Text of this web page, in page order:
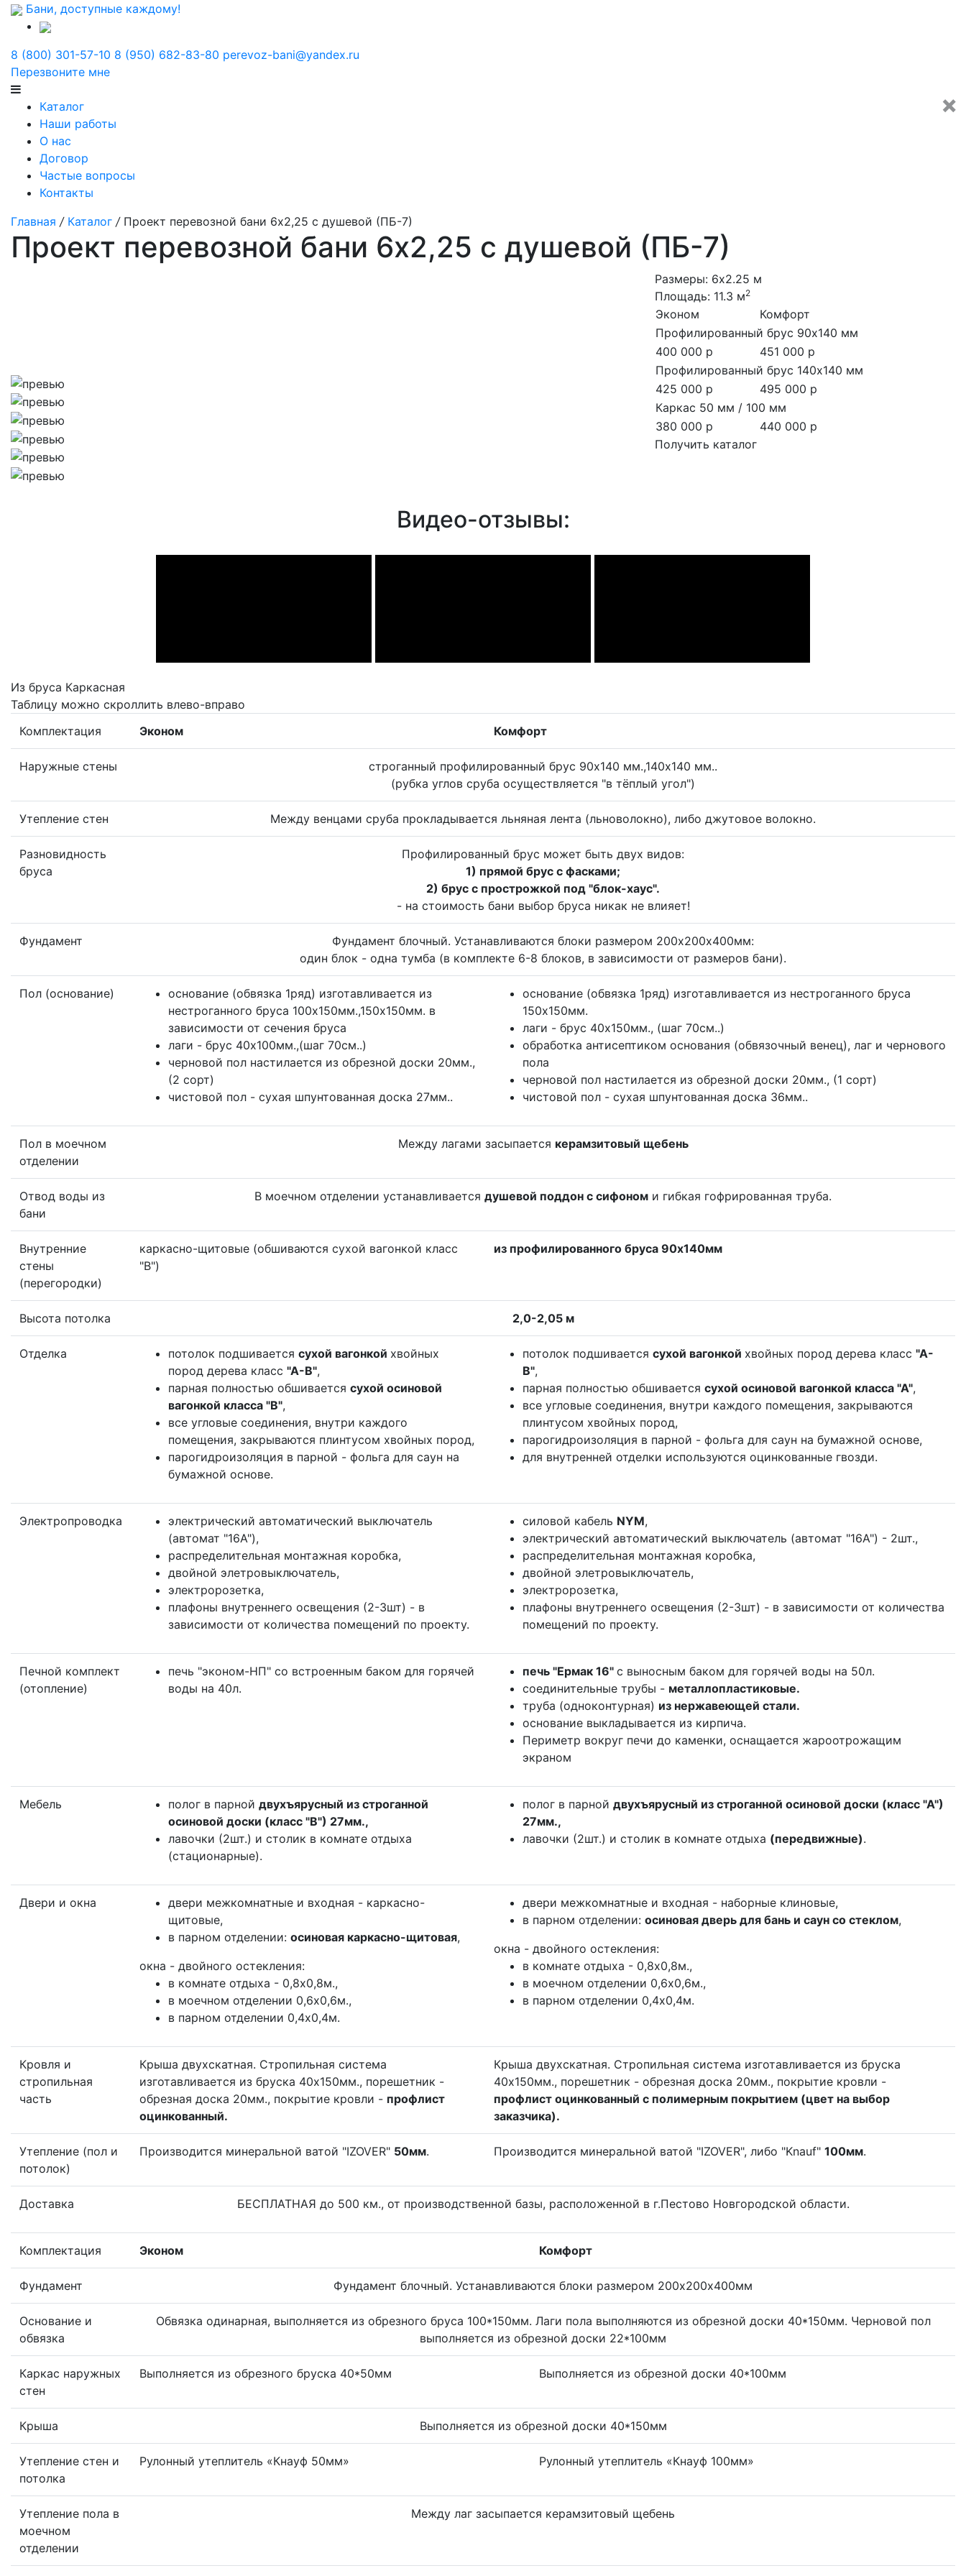
Бани, доступные каждому!
8 (800) 301-57-10 8 (950) 682-83-80 perevoz-bani@yandex.ru
Перезвоните мне
❌
Каталог
Наши работы
О нас
Договор
Частые вопросы
Контакты
Главная / Каталог / Проект перевозной бани 6x2,25 с душевой (ПБ-7)
Проект перевозной бани 6x2,25 с душевой (ПБ-7)
Размеры: 6x2.25 м
Площадь: 11.3 м2
Эконом
Комфорт
Профилированный брус 90x140 мм
400 000 р
451 000 р
Профилированный брус 140x140 мм
425 000 р
495 000 р
Каркас 50 мм / 100 мм
380 000 р
440 000 р
Получить каталог
Видео-отзывы:
Из бруса Каркасная
Таблицу можно скроллить влево-вправо
Комплектация
Эконом Комфорт
Наружные стены
строганный профилированный брус 90x140 мм.,140x140 мм..
(рубка углов сруба осуществляется "в тёплый угол")
Утепление стен Между венцами сруба прокладывается льняная лента (льноволокно), либо джутовое волокно.
Разновидность
бруса
Профилированный брус может быть двух видов:
1) прямой брус с фасками;
2) брус с прострожкой под "блок-хаус".
- на стоимость бани выбор бруса никак не влияет!
Фундамент
Фундамент блочный. Устанавливаются блоки размером 200х200х400мм:
один блок - одна тумба (в комплекте 6-8 блоков, в зависимости от размеров бани).
Пол (основание)
основание (обвязка 1ряд) изготавливается из
нестроганного бруса 100x150мм.,150x150мм. в
зависимости от сечения бруса
лаги - брус 40х100мм.,(шаг 70см..)
черновой пол настилается из обрезной доски 20мм.,
(2 сорт)
чистовой пол - сухая шпунтованная доска 27мм..
основание (обвязка 1ряд) изготавливается из нестроганного бруса
150x150мм.
лаги - брус 40х150мм., (шаг 70см..)
обработка антисептиком основания (обвязочный венец), лаг и чернового
пола
черновой пол настилается из обрезной доски 20мм., (1 сорт)
чистовой пол - сухая шпунтованная доска 36мм..
Пол в моечном
отделении
Между лагами засыпается керамзитовый щебень
Отвод воды из
бани
В моечном отделении устанавливается душевой поддон с сифоном и гибкая гофрированная труба.
Внутренние
стены
(перегородки)
каркасно-щитовые (обшиваются сухой вагонкой класс
"B")
из профилированного бруса 90x140мм
Высота потолка 2,0-2,05 м
Отделка потолок подшивается сухой вагонкой хвойных
пород дерева класс "А-B",
парная полностью обшивается сухой осиновой
вагонкой класса "B",
все угловые соединения, внутри каждого
помещения, закрываются плинтусом хвойных пород,
парогидроизоляция в парной - фольга для саун на
бумажной основе.
потолок подшивается сухой вагонкой хвойных пород дерева класс "А-
В",
парная полностью обшивается сухой осиновой вагонкой класса "А",
все угловые соединения, внутри каждого помещения, закрываются
плинтусом хвойных пород,
парогидроизоляция в парной - фольга для саун на бумажной основе,
для внутренней отделки используются оцинкованные гвозди.
Электропроводка
электрический автоматический выключатель
(автомат "16А"),
распределительная монтажная коробка,
двойной элетровыключатель,
электророзетка,
плафоны внутреннего освещения (2-3шт) - в
зависимости от количества помещений по проекту.
силовой кабель NYM,
электрический автоматический выключатель (автомат "16А") - 2шт.,
распределительная монтажная коробка,
двойной элетровыключатель,
электророзетка,
плафоны внутреннего освещения (2-3шт) - в зависимости от количества
помещений по проекту.
Печной комплект
(отопление)
печь "эконом-НП" со встроенным баком для горячей
воды на 40л.
печь "Ермак 16" с выносным баком для горячей воды на 50л.
соединительные трубы - металлопластиковые.
труба (одноконтурная) из нержавеющей стали.
основание выкладывается из кирпича.
Периметр вокруг печи до каменки, оснащается жароотрожащим
экраном
Мебель полог в парной двухъярусный из строганной
осиновой доски (класс "B") 27мм.,
лавочки (2шт.) и столик в комнате отдыха
(стационарные).
полог в парной двухъярусный из строганной осиновой доски (класс "А")
27мм.,
лавочки (2шт.) и столик в комнате отдыха (передвижные).
Двери и окна
двери межкомнатные и входная - каркасно-
щитовые,
в парном отделении: осиновая каркасно-щитовая,
окна - двойного остекления:
в комнате отдыха - 0,8х0,8м.,
в моечном отделении 0,6х0,6м.,
в парном отделении 0,4x0,4м.
двери межкомнатные и входная - наборные клиновые,
в парном отделении: осиновая дверь для бань и саун со стеклом,
окна - двойного остекления:
в комнате отдыха - 0,8х0,8м.,
в моечном отделении 0,6х0,6м.,
в парном отделении 0,4x0,4м.
Кровля и
стропильная
часть
Крыша двухскатная. Стропильная система
изготавливается из бруска 40х150мм., порешетник -
обрезная доска 20мм., покрытие кровли - профлист
оцинкованный.
Крыша двухскатная. Стропильная система изготавливается из бруска
40х150мм., порешетник - обрезная доска 20мм., покрытие кровли -
профлист оцинкованный с полимерным покрытием (цвет на выбор
заказчика).
Утепление (пол и
потолок)
Производится минеральной ватой "IZOVER" 50мм. Производится минеральной ватой "IZOVER", либо "Knauf" 100мм.
Доставка БЕСПЛАТНАЯ до 500 км., от производственной базы, расположенной в г.Пестово Новгородской области.
Комплектация Эконом Комфорт
Фундамент Фундамент блочный. Устанавливаются блоки размером 200х200х400мм
Основание и
обвязка
Обвязка одинарная, выполняется из обрезного бруса 100*150мм. Лаги пола выполняются из обрезной доски 40*150мм. Черновой пол
выполняется из обрезной доски 22*100мм
Каркас наружных
стен
Выполняется из обрезного бруска 40*50мм Выполняется из обрезной доски 40*100мм
Крыша Выполняется из обрезной доски 40*150мм
Утепление стен и
потолка
Рулонный утеплитель «Кнауф 50мм» Рулонный утеплитель «Кнауф 100мм»
Утепление пола в
моечном
отделении
Между лаг засыпается керамзитовый щебень